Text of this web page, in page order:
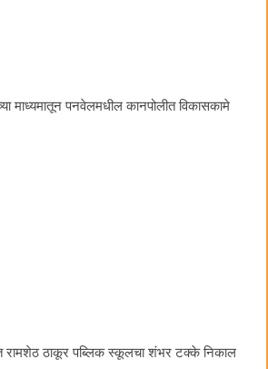
माध्यमातून पनवेलमधील कानपोलीत विकासकामे
रामशेठ ठाकूर पब्लिक स्कूलचा शंभर टक्के निकाल